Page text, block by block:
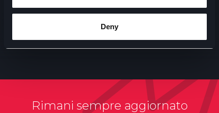
Deny
Rimani sempre aggiornato